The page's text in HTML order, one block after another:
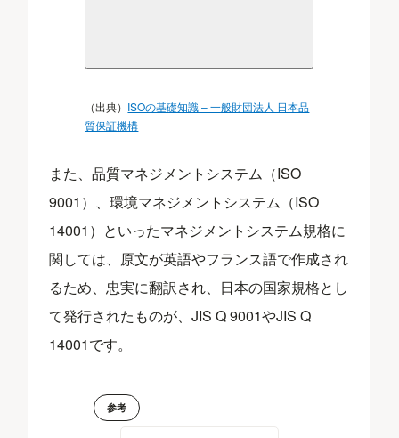
（出典） ISOの基礎知識 – 一般財団法人 日本品
質保証機構
また、品質マネジメントシステム（ISO
9001）、環境マネジメントシステム（ISO
14001）といったマネジメントシステム規格に
関しては、原文が英語やフランス語で作成され
るため、忠実に翻訳され、日本の国家規格とし
て発行されたものが、JIS Q 9001やJIS Q
14001です。
参考